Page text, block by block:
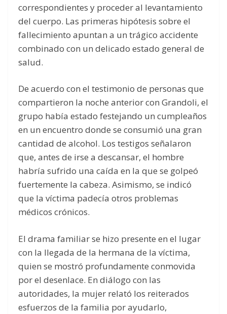
correspondientes y proceder al levantamiento
del cuerpo. Las primeras hipótesis sobre el
fallecimiento apuntan a un trágico accidente
combinado con un delicado estado general de
salud.
De acuerdo con el testimonio de personas que
compartieron la noche anterior con Grandoli, el
grupo había estado festejando un cumpleaños
en un encuentro donde se consumió una gran
cantidad de alcohol. Los testigos señalaron
que, antes de irse a descansar, el hombre
habría sufrido una caída en la que se golpeó
fuertemente la cabeza. Asimismo, se indicó
que la víctima padecía otros problemas
médicos crónicos.
El drama familiar se hizo presente en el lugar
con la llegada de la hermana de la víctima,
quien se mostró profundamente conmovida
por el desenlace. En diálogo con las
autoridades, la mujer relató los reiterados
esfuerzos de la familia por ayudarlo,